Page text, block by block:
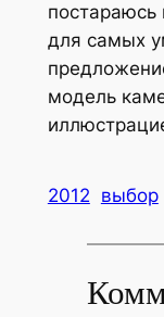
постараюсь
для самых
модель
2012 выбор